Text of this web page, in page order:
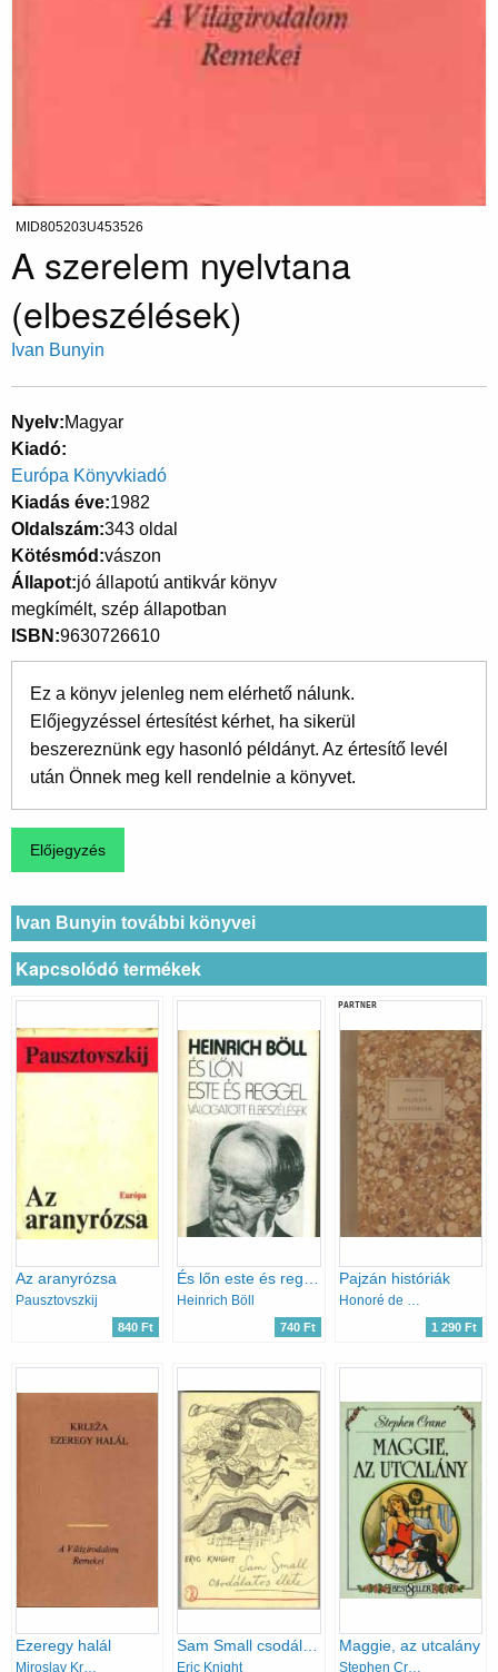
MID805203U453526
A szerelem nyelvtana
(elbeszélések)
Ivan Bunyin
Nyelv Magyar
Kiadó
Európa Könyvkiadó
Kiadás éve 1982
Oldalszám 343 oldal
Kötésmód vászon
Állapot jó állapotú antikvár könyv
megkímélt, szép állapotban
ISBN 9630726610
Ez a könyv jelenleg nem elérhető nálunk.
Előjegyzéssel értesítést kérhet, ha sikerül
beszereznünk egy hasonló példányt. Az értesítő levél
után Önnek meg kell rendelnie a könyvet.
Ivan Bunyin további könyvei
Kapcsolódó termékek
Az aranyrózsa
Pausztovszkij
840 Ft
Heinrich Böll
740 Ft
PARTNER
Pajzán históriák
Honoré de Balzac
1 290 Ft
Ezeregy halál
Eric Knight
Maggie, az utcalány
Stephen Crane